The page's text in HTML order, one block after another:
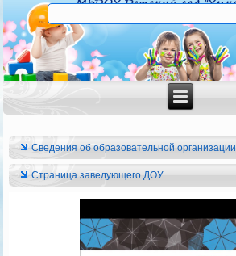
Сведения об образовательной организации
Страница заведующего ДОУ